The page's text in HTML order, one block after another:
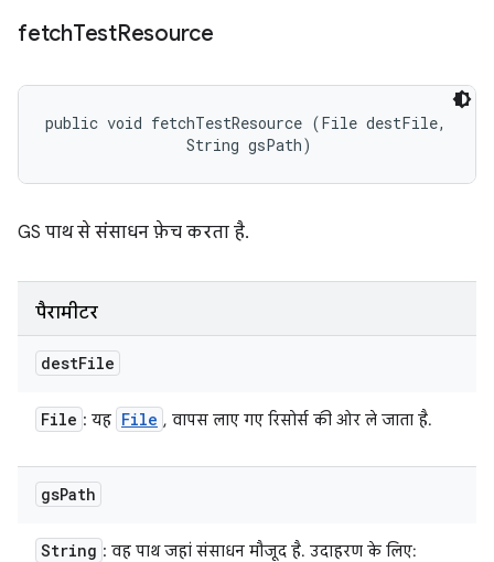
fetchTestResource
public void fetchTestResource (File destFile,
                String gsPath)
GS पाथ से संसाधन फ़ेच करता है.
पैरामीटर
destFile
File : यह File , वापस लाए गए रिसोर्स की ओर ले जाता है.
gsPath
String : वह पाथ जहां संसाधन मौजूद है. उदाहरण के लिए: